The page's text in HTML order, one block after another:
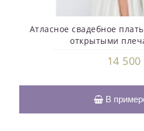
Атласное свадебное
открытыми
14 500
В